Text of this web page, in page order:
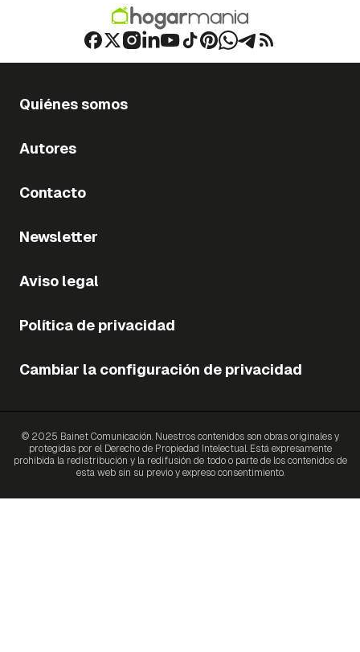
Quiénes somos
Autores
Contacto
Newsletter
Aviso legal
Política de privacidad
Cambiar la configuración de privacidad
© 2025 Bainet Comunicación. Nuestros contenidos son obras originales y
protegidas por el Derecho de Propiedad Intelectual. Está expresamente
prohibida la redistribución y la redifusión de todo o parte de los contenidos de
esta web sin su previo y expreso consentimiento.